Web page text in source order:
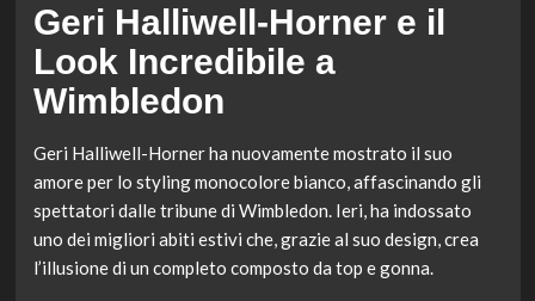
Geri Halliwell-Horner e il
Look Incredibile a
Wimbledon
Geri Halliwell-Horner ha nuovamente mostrato il suo
amore per lo styling monocolore bianco, affascinando gli
spettatori dalle tribune di Wimbledon. Ieri, ha indossato
uno dei migliori abiti estivi che, grazie al suo design, crea
l’illusione di un completo composto da top e gonna.